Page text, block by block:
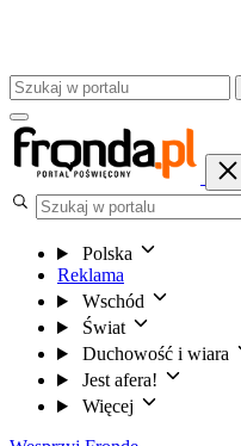
Polska
Reklama
Wschód
Świat
Duchowość i wiara
Jest afera!
Więcej